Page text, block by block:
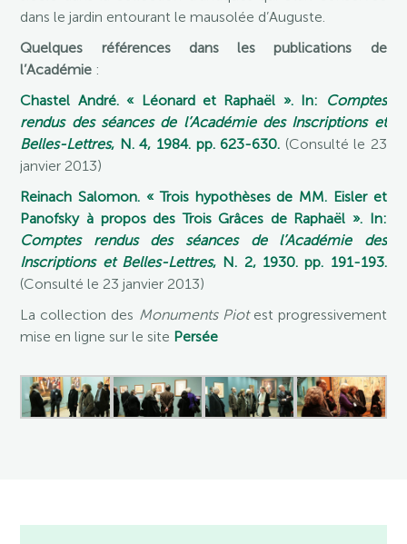
dans le jardin entourant le mausolée d’Auguste.
Quelques références dans les publications de
l’Académie :
Chastel André. « Léonard et Raphaël ». In:
Comptes
rendus des séances de l’Académie des Inscriptions et
Belles-Lettres, N. 4, 1984. pp. 623-630. (Consulté le 23
janvier 2013)
Reinach Salomon. « Trois hypothèses de MM. Eisler et
Panofsky à propos des Trois Grâces de Raphaël ». In:
Comptes rendus des séances de l’Académie des
Inscriptions et Belles-Lettres, N. 2, 1930. pp. 191-193.
(Consulté le 23 janvier 2013)
La collection des Monuments Piotest progressivement
mise en ligne sur le site Persée